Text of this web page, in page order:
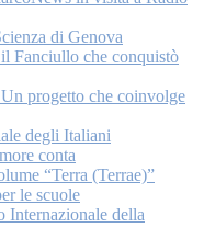
di Genova
Fanciullo che conquistò
progetto che coinvolge
degli Italiani
conta
“Terra (Terrae)”
le scuole
Internazionale della